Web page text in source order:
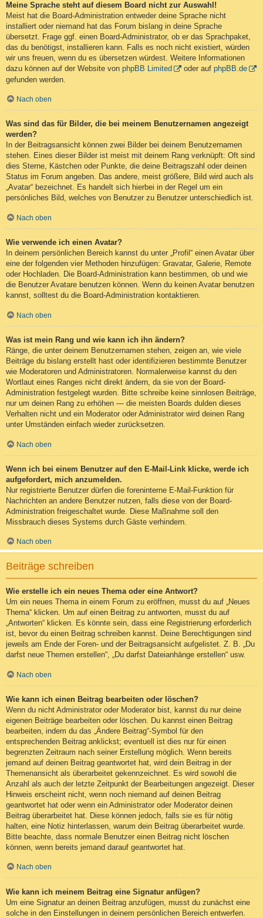
Meine Sprache steht auf diesem Board nicht zur Auswahl!
Meist hat die Board-Administration entweder deine Sprache nicht
installiert oder niemand hat das Forum bislang in deine Sprache
übersetzt. Frage ggf. einen Board-Administrator, ob er das Sprachpaket,
das du benötigst, installieren kann. Falls es noch nicht existiert, würden
wir uns freuen, wenn du es übersetzen würdest. Weitere Informationen
dazu können auf der Website von phpBB Limited oder auf phpBB.de
gefunden werden.
Nach oben
Was sind das für Bilder, die bei meinem Benutzernamen angezeigt
werden?
In der Beitragsansicht können zwei Bilder bei deinem Benutzernamen
stehen. Eines dieser Bilder ist meist mit deinem Rang verknüpft: Oft sind
dies Sterne, Kästchen oder Punkte, die deine Beitragszahl oder deinen
Status im Forum angeben. Das andere, meist größere, Bild wird auch als
„Avatar“ bezeichnet. Es handelt sich hierbei in der Regel um ein
persönliches Bild, welches von Benutzer zu Benutzer unterschiedlich ist.
Nach oben
Wie verwende ich einen Avatar?
In deinem persönlichen Bereich kannst du unter „Profil“ einen Avatar über
eine der folgenden vier Methoden hinzufügen: Gravatar, Galerie, Remote
oder Hochladen. Die Board-Administration kann bestimmen, ob und wie
die Benutzer Avatare benutzen können. Wenn du keinen Avatar benutzen
kannst, solltest du die Board-Administration kontaktieren.
Nach oben
Was ist mein Rang und wie kann ich ihn ändern?
Ränge, die unter deinem Benutzernamen stehen, zeigen an, wie viele
Beiträge du bislang erstellt hast oder identifizieren bestimmte Benutzer
wie Moderatoren und Administratoren. Normalerweise kannst du den
Wortlaut eines Ranges nicht direkt ändern, da sie von der Board-
Administration festgelegt wurden. Bitte schreibe keine sinnlosen Beiträge,
nur um deinen Rang zu erhöhen — die meisten Boards dulden dieses
Verhalten nicht und ein Moderator oder Administrator wird deinen Rang
unter Umständen einfach wieder zurücksetzen.
Nach oben
Wenn ich bei einem Benutzer auf den E-Mail-Link klicke, werde ich
aufgefordert, mich anzumelden.
Nur registrierte Benutzer dürfen die foreninterne E-Mail-Funktion für
Nachrichten an andere Benutzer nutzen, falls diese von der Board-
Administration freigeschaltet wurde. Diese Maßnahme soll den
Missbrauch dieses Systems durch Gäste verhindern.
Nach oben
Beiträge schreiben
Wie erstelle ich ein neues Thema oder eine Antwort?
Um ein neues Thema in einem Forum zu eröffnen, musst du auf „Neues
Thema“ klicken. Um auf einen Beitrag zu antworten, musst du auf
„Antworten“ klicken. Es könnte sein, dass eine Registrierung erforderlich
ist, bevor du einen Beitrag schreiben kannst. Deine Berechtigungen sind
jeweils am Ende der Foren- und der Beitragsansicht aufgelistet. Z. B. „Du
darfst neue Themen erstellen“, „Du darfst Dateianhänge erstellen“ usw.
Nach oben
Wie kann ich einen Beitrag bearbeiten oder löschen?
Wenn du nicht Administrator oder Moderator bist, kannst du nur deine
eigenen Beiträge bearbeiten oder löschen. Du kannst einen Beitrag
bearbeiten, indem du das „Ändere Beitrag“-Symbol für den
entsprechenden Beitrag anklickst; eventuell ist dies nur für einen
begrenzten Zeitraum nach seiner Erstellung möglich. Wenn bereits
jemand auf deinen Beitrag geantwortet hat, wird dein Beitrag in der
Themenansicht als überarbeitet gekennzeichnet. Es wird sowohl die
Anzahl als auch der letzte Zeitpunkt der Bearbeitungen angezeigt. Dieser
Hinweis erscheint nicht, wenn noch niemand auf deinen Beitrag
geantwortet hat oder wenn ein Administrator oder Moderator deinen
Beitrag überarbeitet hat. Diese können jedoch, falls sie es für nötig
halten, eine Notiz hinterlassen, warum dein Beitrag überarbeitet wurde.
Bitte beachte, dass normale Benutzer einen Beitrag nicht löschen
können, wenn bereits jemand darauf geantwortet hat.
Nach oben
Wie kann ich meinem Beitrag eine Signatur anfügen?
Um eine Signatur an deinen Beitrag anzufügen, musst du zunächst eine
solche in den Einstellungen in deinem persönlichen Bereich entwerfen.